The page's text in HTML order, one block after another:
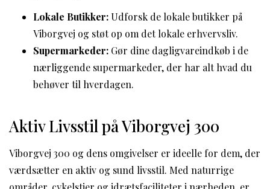
Lokale Butikker:Udforsk de lokale butikker på
Viborgvej og støt op om det lokale erhvervsliv.
Supermarkeder: Gør dine dagligvareindkøb i de
nærliggende supermarkeder, der har alt hvad du
behøver til hverdagen.
Aktiv Livsstil på Viborgvej 300
Viborgvej 300 og dens omgivelser er ideelle for dem, der
værdsætter en aktiv og sund livsstil. Med naturrige